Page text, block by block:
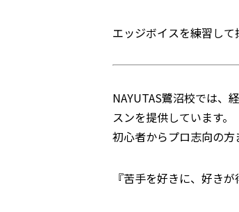
エッジボイスを練習し
NAYUTAS鷺沼校では、
スンを提供しています。
初心者からプロ志向の方
『苦手を好きに、好き